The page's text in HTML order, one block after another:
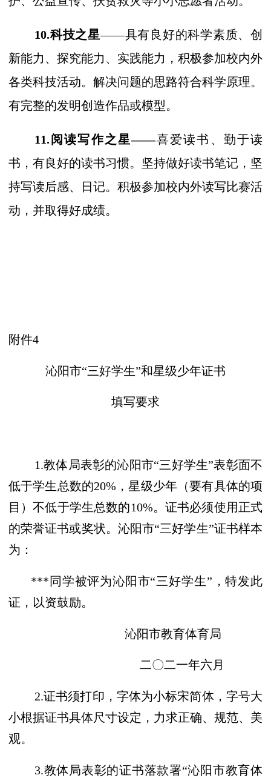
10.科技之星——具有良好的科学素质、创
新能力、探究能力、实践能力，积极参加校内外
各类科技活动。解决问题的思路符合科学原理。
有完整的发明创造作品或模型。
11.阅读写作之星——喜爱读书、勤于读
书，有良好的读书习惯。坚持做好读书笔记，坚
持写读后感、日记。积极参加校内外读写比赛活
动，并取得好成绩。
附件4
沁阳市“三好学生”和星级少年证书
填写要求
1.教体 局表彰的沁阳市“三好学生”表彰面不
低于学生总数的20%，星级少年（要有具体的项
目）不低于学生总数的10%。证书必须使用正式
的荣誉证书或奖状。沁阳市“三好学生”证书样本
为：
***同学被评为沁阳市“三好学生”，特发此
证，以资鼓励。
沁阳市教育体育局
二〇二一年六月
2.证书须打印，字体为小标宋简体，字号大
小根据证书具体尺寸设定，力求正确、规范、美
观。
3.教体局表彰的证书落款署“沁阳市教育体